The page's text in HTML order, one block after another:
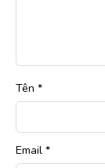
Tên *
Email *